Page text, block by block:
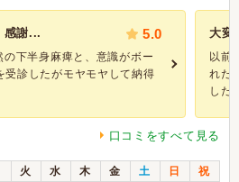
感謝... 5.0
下半身麻痺と、意識がボー
受診したがモヤモヤして納得
大変
以前
れた
した
口コミをすべて見る
火 水 木 金 土 日
祝